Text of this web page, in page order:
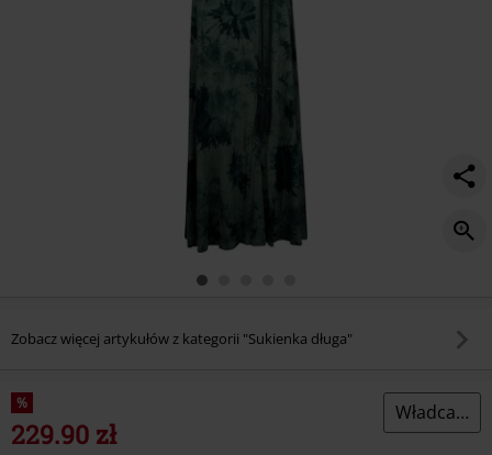
Zobacz więcej artykułów z kategorii "Sukienka długa"
%
229.90 zł
Władca Pierścieni